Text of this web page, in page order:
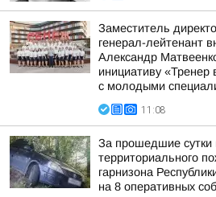
Заместитель
генерал-лейтенант
Александр
инициативу «Тренер
с молодыми
11:08
За прошедшие сутки
территориального
гарнизона
на 8 оперативных